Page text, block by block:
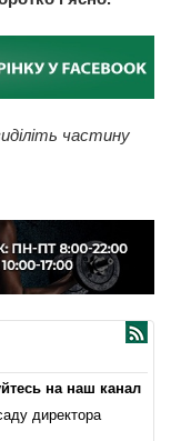
частину
на наш канал
директора